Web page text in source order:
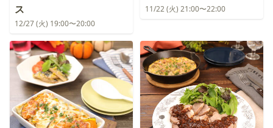
ス
12/27 (火) 19:00〜20:00
11/22 (火) 21:00〜22:00